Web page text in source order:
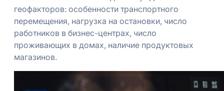
геофакторов: особенности транспортного
перемещения, нагрузка на остановки, число
работников в бизнес-центрах, число
проживающих в домах, наличие продуктовых
магазинов.